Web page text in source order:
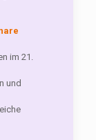
im 21.
und